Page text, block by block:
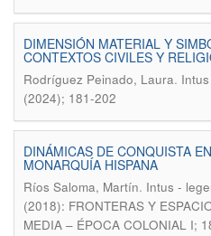
DIMENSIÓN MATERIAL Y
CONTEXTOS CIVILES Y
Rodríguez Peinado, Laura.
(2024); 181-202
DINÁMICAS DE CONQUISTA
MONARQUÍA HISPANA
Ríos Saloma, Martín. Intus -
(2018): FRONTERAS Y
MEDIA – ÉPOCA COLONIAL I;